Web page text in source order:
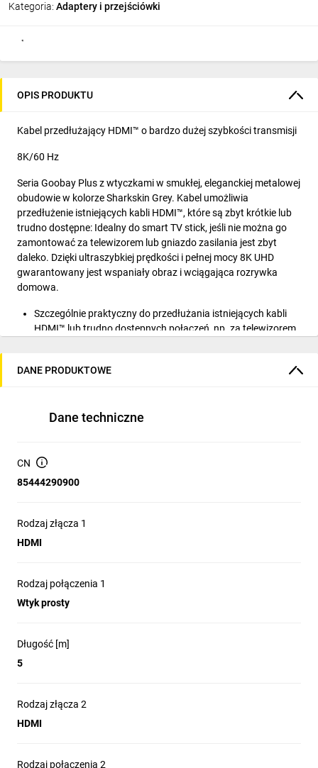
Kategoria: Adaptery i przejściówki
OPIS PRODUKTU
Kabel przedłużający HDMI™ o bardzo dużej szybkości transmisji
8K/60 Hz
Seria Goobay Plus z wtyczkami w smukłej, eleganckiej metalowej
obudowie w kolorze Sharkskin Grey. Kabel umożliwia
przedłużenie istniejących kabli HDMI™, które są zbyt krótkie lub
trudno dostępne: Idealny do smart TV stick, jeśli nie można go
zamontować za telewizorem lub gniazdo zasilania jest zbyt
daleko. Dzięki ultraszybkiej prędkości i pełnej mocy 8K UHD
gwarantowany jest wspaniały obraz i wciągająca rozrywka
domowa.
Szczególnie praktyczny do przedłużania istniejących kabli
HDMI™ lub trudno dostępnych połączeń, np. za telewizorem
oraz szybkość transmisji danych do 48 Gbit/s
kolorystycznie kablem tekstylnym
Idealnie nadaje się do transmisji audio i wideo między
telewizorem/monitorem a projektorami, konsolami do gier
DANE PRODUKTOWE
Dane techniczne
CN
85444290900
Rodzaj złącza 1
HDMI
Rodzaj połączenia 1
Wtyk prosty
Długość [m]
5
Rodzaj złącza 2
HDMI
Rodzaj połączenia 2